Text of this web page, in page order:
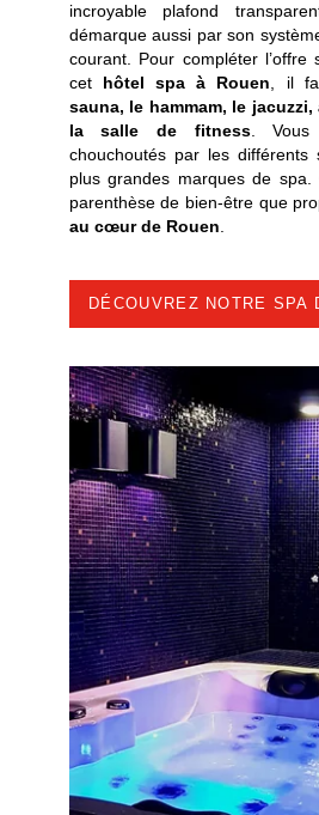
incroyable plafond
démarque aussi par son
courant. Pour compléter l’offre
cet hôtel spa à Rouen, il
sauna, le hammam, le
la salle de fitness. Vous
chouchoutés par les différents
plus grandes marques de spa.
parenthèse de bien-être que
au cœur de Rouen.
DÉCOUVREZ NOTRE SPA